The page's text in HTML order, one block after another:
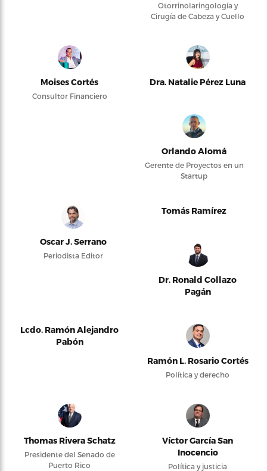
Otorrinolaringología y
Cirugía de Cabeza y Cuello
Moises Cortés
Consultor Financiero
Dra. Natalie Pérez Luna
Orlando Alomá
Gerente de Proyectos en un
Startup
Oscar J. Serrano
Periodista Editor
Tomás Ramírez
Dr. Ronald Collazo
Pagán
Lcdo. Ramón Alejandro
Pabón
Ramón L. Rosario Cortés
Política y derecho
Thomas Rivera Schatz
Presidente del Senado de
Puerto Rico
Víctor García San
Inocencio
Política y justicia